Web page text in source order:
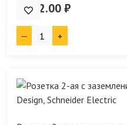
2 232.00 ₽